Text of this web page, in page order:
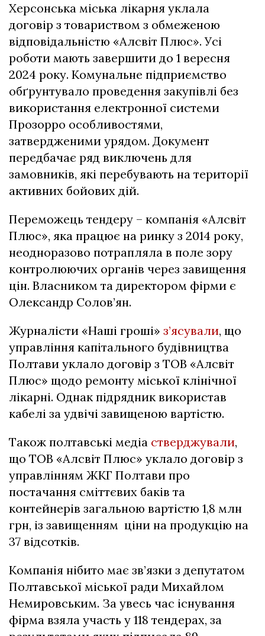
Херсонська міська лікарня уклала
договір з товариством з обмеженою
відповідальністю «Алсвіт Плюс». Усі
роботи мають завершити до 1 вересня
2024 року. Комунальне підприємство
обґрунтувало проведення закупівлі без
використання електронної системи
Прозорро особливостями,
затвердженими урядом. Документ
передбачає ряд виключень для
замовників, які перебувають на території
активних бойових дій.
Переможець тендеру – компанія «Алсвіт
Плюс», яка працює на ринку з 2014 року,
неодноразово потрапляла в поле зору
контролюючих органів через завищення
цін. Власником та директором фірми є
Олександр Солов’ян.
Журналісти «Наші гроші» з’ясували, що
управління капітального будівництва
Полтави уклало договір з ТОВ «Алсвіт
Плюс» щодо ремонту міської клінічної
лікарні. Однак підрядник використав
кабелі за удвічі завищеною вартістю.
Також полтавські медіа стверджували,
що ТОВ «Алсвіт Плюс» уклало договір з
управлінням ЖКГ Полтави про
постачання сміттєвих баків та
контейнерів загальною вартістю 1,8 млн
грн, із завищенням ціни на продукцію на
37 відсотків.
Компанія нібито має зв’язки з депутатом
Полтавської міської ради Михайлом
Немировським. За увесь час існування
фірма взяла участь у 118 тендерах, за